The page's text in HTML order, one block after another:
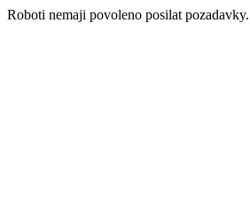
Roboti nemaji povoleno posilat pozadavky.